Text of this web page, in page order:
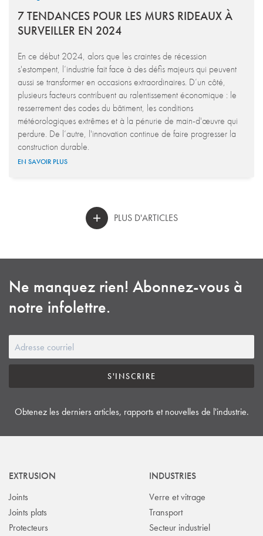
7 TENDANCES POUR LES MURS RIDEAUX À
SURVEILLER EN 2024
En ce début 2024, alors que les craintes de récession
s'estompent, l’industrie fait face à des défis majeurs qui peuvent
aussi se transformer en occasions extraordinaires. D’un côté,
plusieurs facteurs contribuent au ralentissement économique : le
resserrement des codes du bâtiment, les conditions
météorologiques extrêmes et à la pénurie de main-d'œuvre qui
perdure. De l’autre, l'innovation continue de faire progresser la
construction durable.
EN SAVOIR PLUS
PLUS D'ARTICLES
Ne manquez rien! Abonnez-vous à
notre infolettre.
S'INSCRIRE
Obtenez les derniers articles, rapports et nouvelles de l'industrie.
EXTRUSION
Joints
Joints plats
Protecteurs
INDUSTRIES
Verre et vitrage
Transport
Secteur industriel